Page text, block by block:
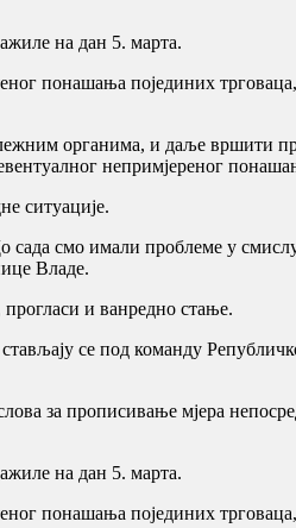
на дан 5. марта.
понашања појединих
органима, и даље вршити
непримјереног
ситуације.
сада смо имали проблеме у
Владе.
и ванредно стање.
се под команду
за прописивање мјера
на дан 5. марта.
понашања појединих